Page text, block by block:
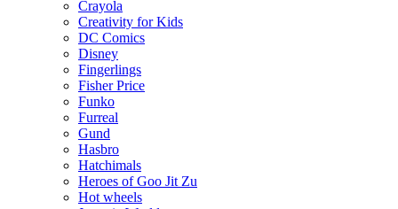
Crayola
Creativity for Kids
DC Comics
Disney
Fingerlings
Fisher Price
Funko
Furreal
Gund
Hasbro
Hatchimals
Heroes of Goo Jit Zu
Hot wheels